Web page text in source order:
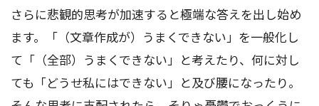
さらに悲観的思考が加速すると極端な答えを出し始め
ます。「（文章作成が）うまくできない」を一般化し
て「（全部）うまくできない」と考えたり、何に対し
ても「どうせ私にはできない」と及び腰になったり。